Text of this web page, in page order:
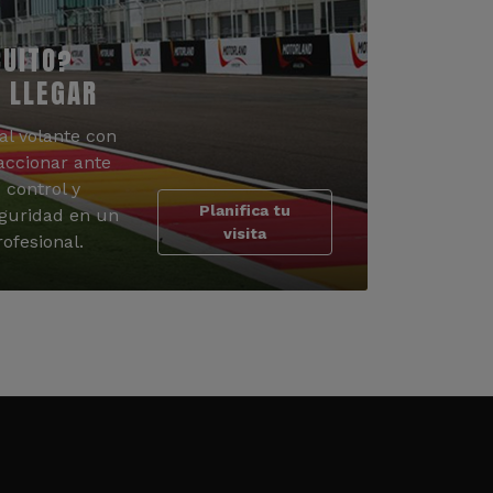
volante con
ante
control y
en un
Planifica tu
visita